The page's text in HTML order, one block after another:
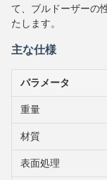
て、ブルドーザーの
たします。
主な仕様
パラメータ
重量
材質
表面処理